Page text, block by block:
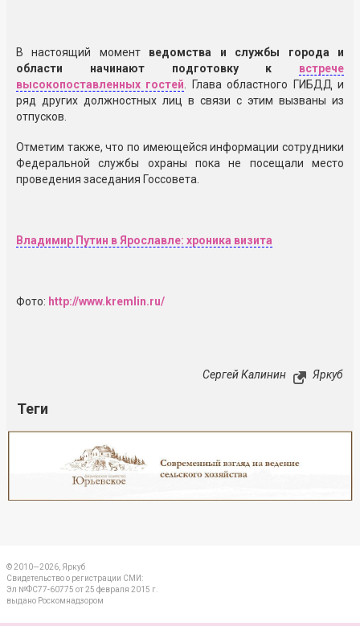
В настоящий момент ведомства и службы города и
области начинают подготовку к встрече
высокопоставленных гостей. Глава областного ГИБДД и
ряд других должностных лиц в связи с этим вызваны из
отпусков.
Отметим также, что по имеющейся информации сотрудники
Федеральной службы охраны пока не посещали место
проведения заседания Госсовета.
Владимир Путин в Ярославле: хроника визита
Фото: http://www.kremlin.ru/
Сергей Калинин Яркуб
Теги
© 2010—2026, Яркуб
Свидетельство о регистрации СМИ:
Эл №ФС77-60775 от 25 февраля 2015 г.
выдано Роскомнадзором